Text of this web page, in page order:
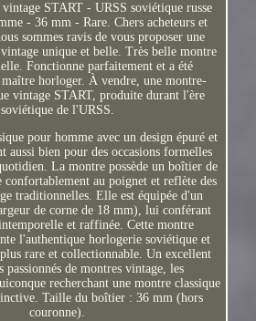
START - URSS soviétique russe
- 36 mm - Rare. Chers acheteurs et
sommes ravis de vous proposer une
unique et belle. Très belle montre
Fonctionne parfaitement et a été
horloger. À vendre, une montre-
vintage START, produite durant l'ère
soviétique de l'URSS.
pour homme avec un design épuré et
aussi bien pour des occasions formelles
La montre possède un boîtier de
au poignet et reflète des
traditionnelles. Elle est équipée d'un
de corne de 18 mm), lui conférant
et raffinée. Cette montre
l'authentique horlogerie soviétique et
rare et collectionnable. Un excellent
passionnés de montres vintage, les
recherchant une montre classique
Taille du boîtier : 36 mm (hors
couronne).